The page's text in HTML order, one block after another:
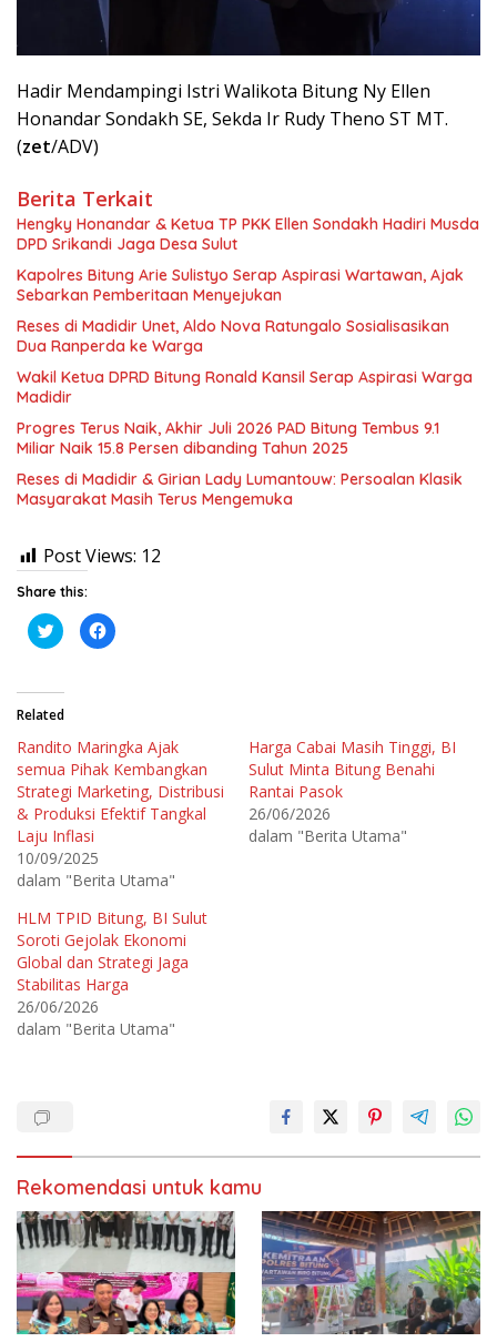
Hadir Mendampingi Istri Walikota Bitung Ny Ellen
Honandar Sondakh SE, Sekda Ir Rudy Theno ST MT.
(zet/ADV)
Berita Terkait
Hengky Honandar & Ketua TP PKK Ellen Sondakh Hadiri Musda
DPD Srikandi Jaga Desa Sulut
Kapolres Bitung Arie Sulistyo Serap Aspirasi Wartawan, Ajak
Sebarkan Pemberitaan Menyejukan
Reses di Madidir Unet, Aldo Nova Ratungalo Sosialisasikan
Dua Ranperda ke Warga
Wakil Ketua DPRD Bitung Ronald Kansil Serap Aspirasi Warga
Madidir
Progres Terus Naik, Akhir Juli 2026 PAD Bitung Tembus 9.1
Miliar Naik 15.8 Persen dibanding Tahun 2025
Reses di Madidir & Girian Lady Lumantouw: Persoalan Klasik
Masyarakat Masih Terus Mengemuka
Post Views: 12
Share this:
K
l
n
u
b
r
b
a
g
p
a
d
a
i
t
t
e
r
(
M
e
m
b
d
l
a
y
a
n
g
b
a
r
u
)
K
l
m
e
m
b
a
g
d
a
c
e
b
o
o
k
M
e
e
d
e
l
a
y
a
g
b
a
r
u
Related
Randito Maringka Ajak
semua Pihak Kembangkan
Strategi Marketing, Distribusi
& Produksi Efektif Tangkal
Laju Inflasi
10/09/2025
dalam "Berita Utama"
Harga Cabai Masih Tinggi, BI
Sulut Minta Bitung Benahi
Rantai Pasok
26/06/2026
dalam "Berita Utama"
HLM TPID Bitung, BI Sulut
Soroti Gejolak Ekonomi
Global dan Strategi Jaga
Stabilitas Harga
26/06/2026
dalam "Berita Utama"
Rekomendasi untuk kamu